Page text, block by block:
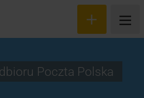
Poczta Polska